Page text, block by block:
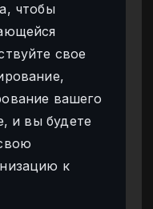
чтобы
свое
вашего
и вы будете
к